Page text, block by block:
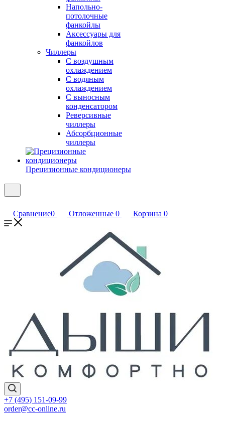
Напольно-
потолочные
фанкойлы
Аксессуары для
фанкойлов
Чиллеры
С воздушным
охлаждением
С водяным
охлаждением
С выносным
конденсатором
Реверсивные
чиллеры
Абсорбционные
чиллеры
Прецизионные кондиционеры
Сравнение0 Отложенные 0 Корзина 0
+7 (495) 151-09-99
order@cc-online.ru